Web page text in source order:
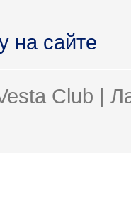
на сайте
Club |